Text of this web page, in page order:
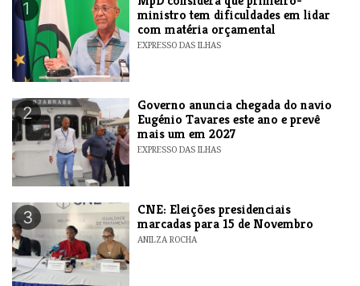
1
ministro tem dificuldades em lidar
com matéria orçamental
EXPRESSO DAS ILHAS
2
Governo anuncia chegada do navio
Eugénio Tavares este ano e prevê
mais um em 2027
EXPRESSO DAS ILHAS
3
CNE: Eleições presidenciais
marcadas para 15 de Novembro
ANILZA ROCHA